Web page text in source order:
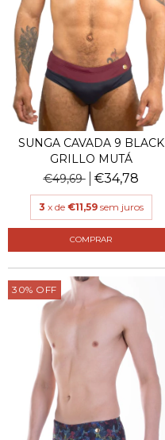
SUNGA CAVADA 9 BLACK
GRILLO MUTÁ
€49,69
€34,78
3 x de €11,59 sem juros
COMPRAR
30% OFF